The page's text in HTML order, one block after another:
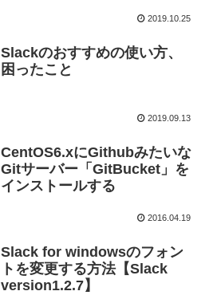
2019.10.25
Slackのおすすめの使い方、
困ったこと
2019.09.13
CentOS6.xにGithubみたいな
Gitサーバー「GitBucket」を
インストールする
2016.04.19
Slack for windowsのフォン
トを変更する方法【Slack
version1.2.7】